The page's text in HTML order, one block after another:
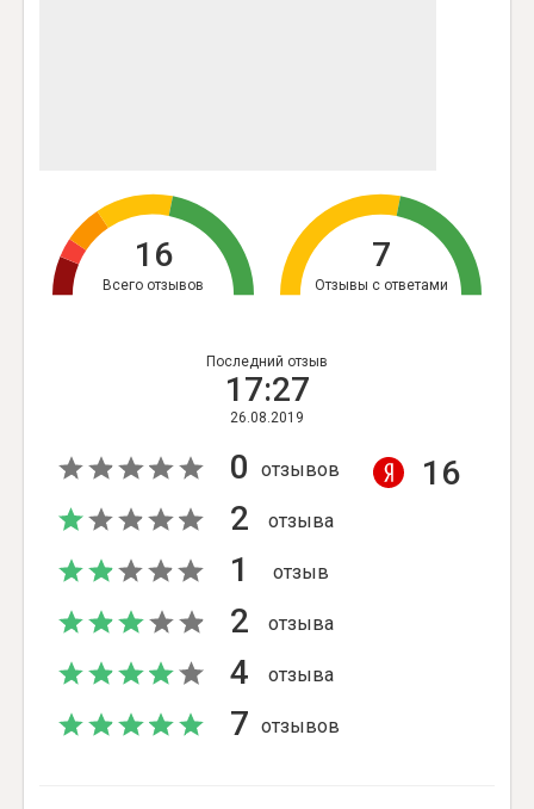
Всего отзывов
16
Отзывы с ответами
7
Последний отзыв
17:27
26.08.2019
0 отзывов
2 отзыва
1 отзыв
2 отзыва
4 отзыва
7 отзывов
16